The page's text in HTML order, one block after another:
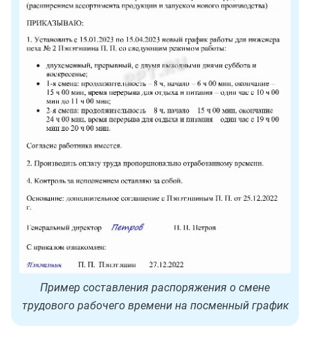
Пример составления распоряжения о смене
трудового рабочего времени на посменный график